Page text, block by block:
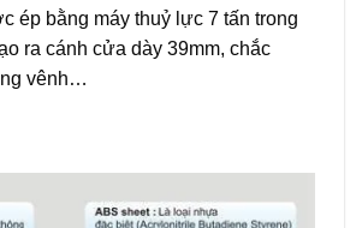
ép bằng máy thuỷ lực 7 tấn trong
ra cánh cửa dày 39mm, chắc
vênh…